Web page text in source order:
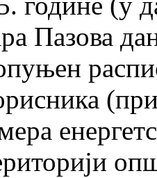
Пазова